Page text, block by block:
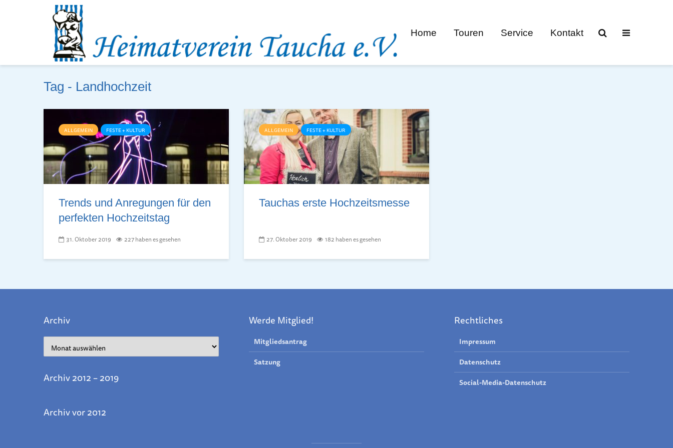
Home Touren Service Kontakt
Tag - Landhochzeit
ALLGEMEIN FESTE + KULTUR
Trends und Anre­gungen für den
per­fek­ten Hoch­zeits­tag
31. Oktober 2019 227 haben es gesehen
ALLGEMEIN FESTE + KULTUR
Tauchas erste Hoch­zeits­mes­se
27. Oktober 2019 182 haben es gesehen
Archiv
Archiv 2012 – 2019
Archiv vor 2012
Werde Mitglied!
Mitgliedsantrag
Satzung
Rechtliches
Impressum
Datenschutz
Social-Media-Datenschutz